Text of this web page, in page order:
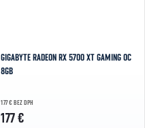
GIGABYTE RADEON RX 5700 XT GAMING OC
8GB
177 € BEZ DPH
177 €